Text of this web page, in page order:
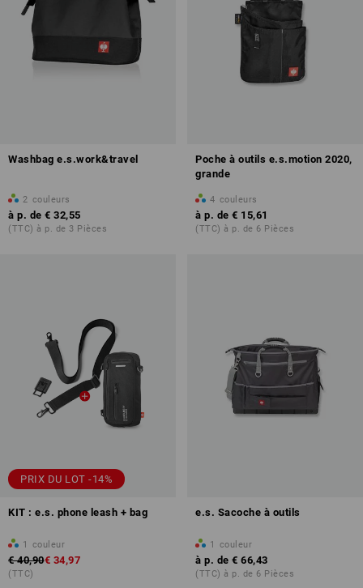
Washbag e.s.work&travel
2 couleurs
à p. de € 32,55
(TTC) à p. de 3 Pièces
Poche à outils e.s.motion 2020,
grande
4 couleurs
à p. de € 15,61
(TTC) à p. de 6 Pièces
PRIX DU LOT -14%
KIT : e.s. phone leash + bag
1 couleur
€ 40,90€ 34,97
(TTC)
e.s. Sacoche à outils
1 couleur
à p. de € 66,43
(TTC) à p. de 6 Pièces